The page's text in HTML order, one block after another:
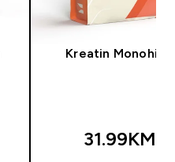
Kreatin
31.99KM‎